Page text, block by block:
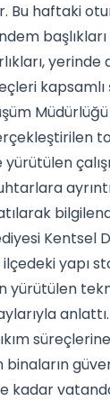
Bu haftaki
kapsamlı
Kentsel
ilçedeki yapı
yürütülen
binaların
kadar